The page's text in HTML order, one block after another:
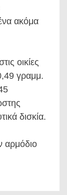
ακόμα
οικίες
γραμμ.
δισκία.
αρμόδιο